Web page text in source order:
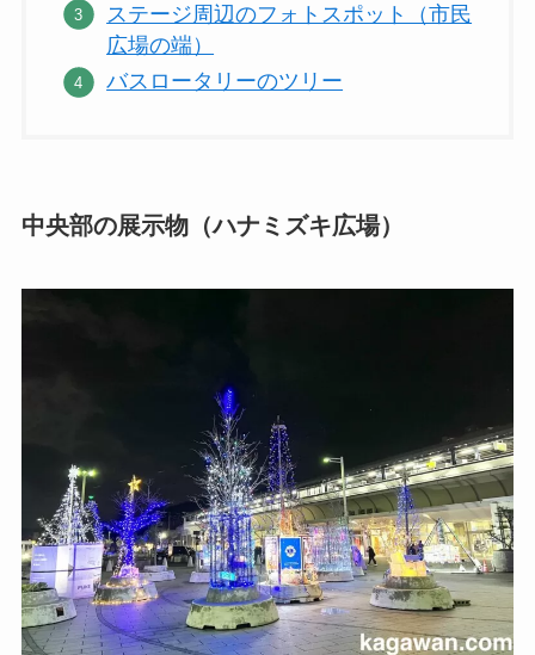
ステージ周辺のフォトスポット（市民
広場の端）
バスロータリーのツリー
中央部の展示物（ハナミズキ広場）